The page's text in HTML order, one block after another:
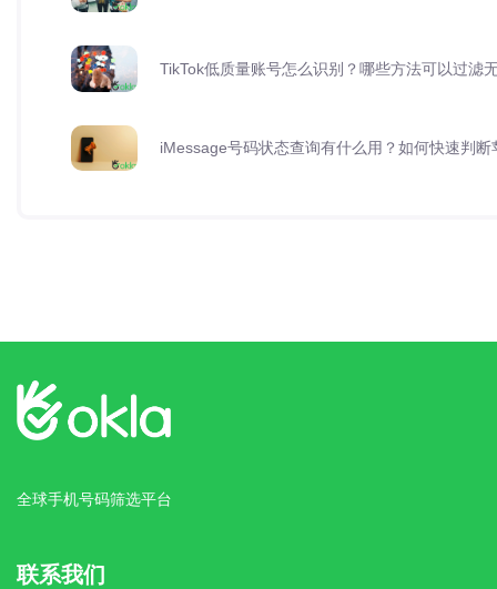
TikTok低质量账号怎么识别？哪些方法可以过滤
iMessage号码状态查询有什么用？如何快速判
全球手机号码筛选平台
联系我们